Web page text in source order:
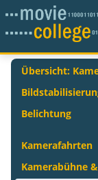
Übersicht:
Belichtung
Kamerafahrten
Kamerabühne